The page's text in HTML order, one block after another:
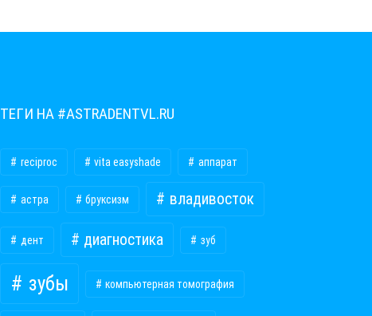
ТЕГИ НА #ASTRADENTVL.RU
reciproc vita easyshade аппарат
астра бруксизм владивосток
дент диагностика зуб
зубы компьютерная томография